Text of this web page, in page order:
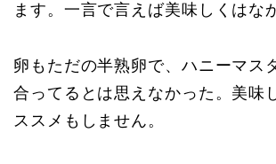
ます。一言で言えば美味しくはな
卵もただの半熟卵で、ハニーマス
合ってるとは思えなかった。美味
ススメもしません。